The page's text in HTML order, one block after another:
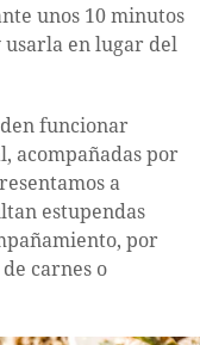
unos 10 minutos
en lugar del
funcionar
acompañadas por
a
estupendas
por
carnes o